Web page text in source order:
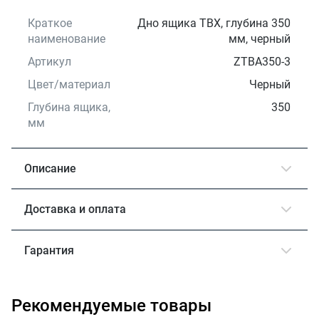
Краткое
наименование
Дно ящика TBX, глубина 350
мм, черный
Артикул
ZTBA350-3
Цвет/материал
Черный
Глубина ящика,
мм
350
Описание
Доставка и оплата
Гарантия
Рекомендуемые товары